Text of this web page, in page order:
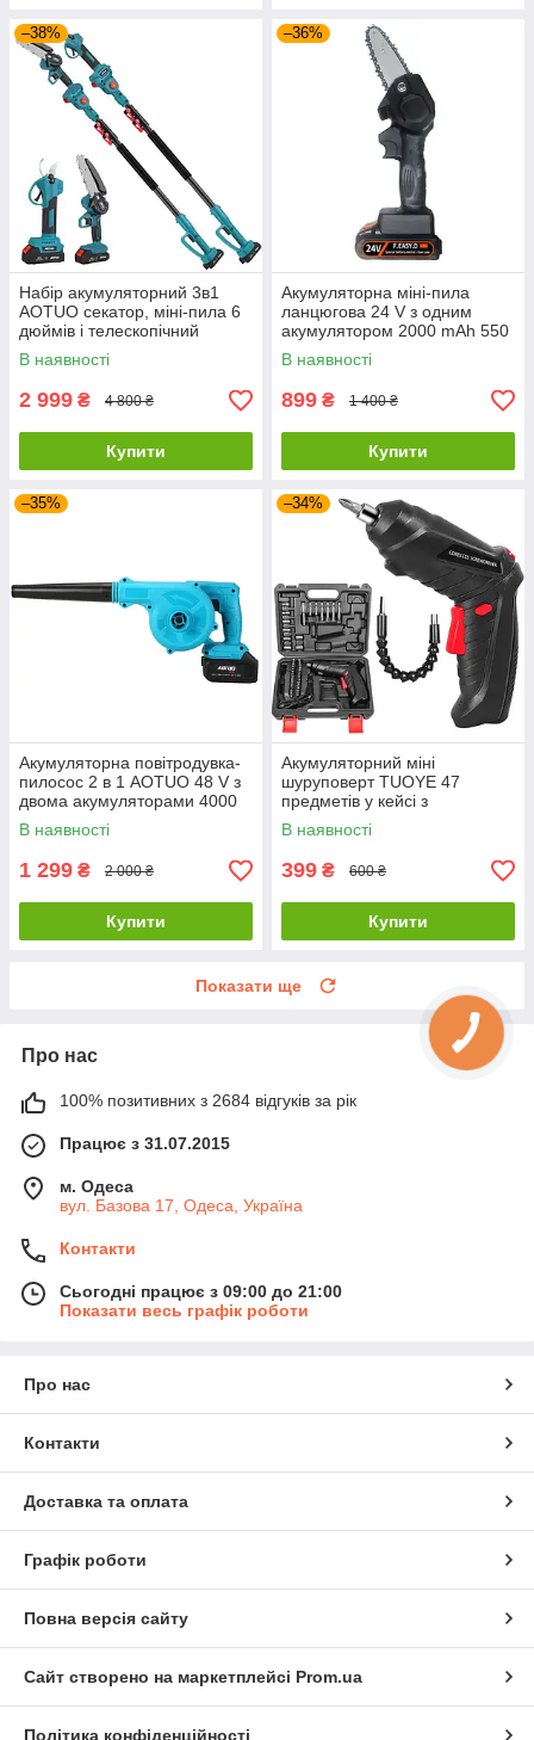
–38%
Набір акумуляторний 3в1
AOTUO секатор, міні-пила 6
дюймів і телескопічний
подовжувач 2 метри
(висоторізи)
В наявності
2 999 ₴ 4 800 ₴
Купити
–36%
Акумуляторна міні-пила
ланцюгова 24 V з одним
акумулятором 2000 mAh 550
Вт
В наявності
899 ₴ 1 400 ₴
Купити
–35%
Акумуляторна повітродувка-
пилосос 2 в 1 AOTUO 48 V з
двома акумуляторами 4000
mAh
В наявності
1 299 ₴ 2 000 ₴
Купити
–34%
Акумуляторний міні
шуруповерт TUOYE 47
предметів у кейсі з
поворотною ручкою
В наявності
399 ₴ 600 ₴
Купити
Показати ще
Про нас
100% позитивних з 2684 відгуків за рік
Працює з 31.07.2015
м. Одеса
вул. Базова 17, Одеса, Україна
Контакти
Сьогодні працює з 09:00 до 21:00
Показати весь графік роботи
Про нас
Контакти
Доставка та оплата
Графік роботи
Повна версія сайту
Сайт створено на маркетплейсі Prom.ua
Політика конфіденційності